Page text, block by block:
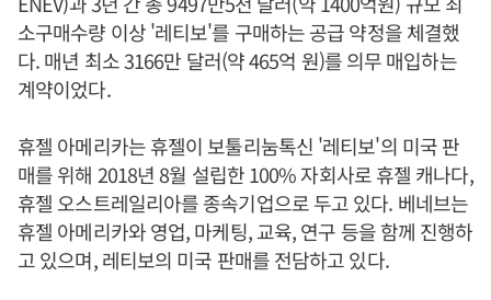
소구매수량 이상 '레티보'를 구매하는 공급 약정을 체결했
다. 매년 최소 3166만 달러(약 465억 원)를 의무 매입하는
계약이었다.
휴젤 아메리카는 휴젤이 보툴리눔톡신 '레티보'의 미국 판
매를 위해 2018년 8월 설립한 100% 자회사로 휴젤 캐나다,
휴젤 오스트레일리아를 종속기업으로 두고 있다. 베네브는
휴젤 아메리카와 영업, 마케팅, 교육, 연구 등을 함께 진행하
고 있으며, 레티보의 미국 판매를 전담하고 있다.